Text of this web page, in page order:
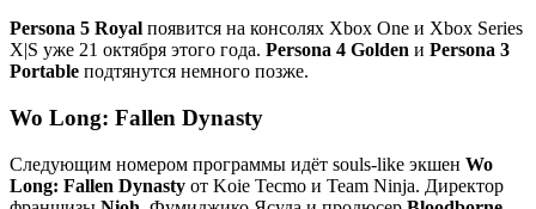
Persona 5 Royal появится на консолях Xbox One и Xbox Series
X|S уже 21 октября этого года. Persona 4 Golden и Persona 3
Portable подтянутся немного позже.
Wo Long: Fallen Dynasty
Следующим номером программы идёт souls-like экшен Wo
Long: Fallen Dynasty от Koie Tecmo и Team Ninja. Директор